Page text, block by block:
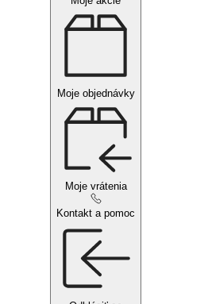
Moje objednávky
Moje vrátenia
Kontakt a pomoc